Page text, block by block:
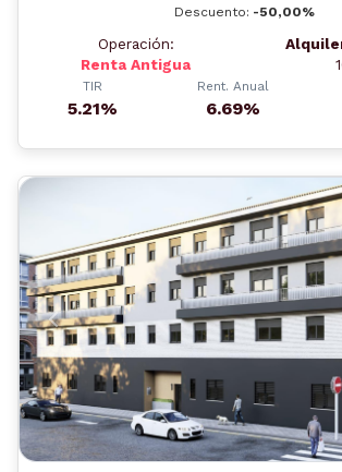
Descuento: -50,00%
Operación:
Renta Antigua
TIR
5.21%
Rent. Anual
6.69%
Anterior